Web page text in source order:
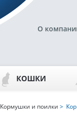
О
КОШКИ
Кормушки и поилки >